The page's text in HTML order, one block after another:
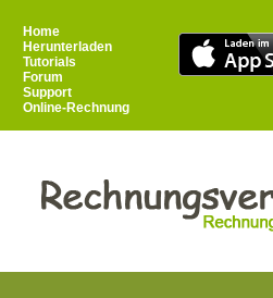
Home
Herunterladen
Tutorials
Forum
Support
Online-Rechnung